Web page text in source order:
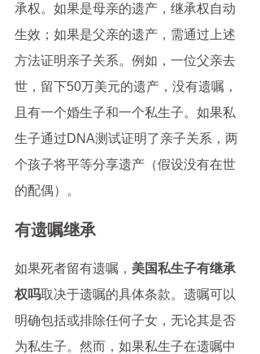
承权。如果是母亲的遗产，继承权自动
生效；如果是父亲的遗产，需通过上述
方法证明亲子关系。例如，一位父亲去
世，留下50万美元的遗产，没有遗嘱，
且有一个婚生子和一个私生子。如果私
生子通过DNA测试证明了亲子关系，两
个孩子将平等分享遗产（假设没有在世
的配偶）。
有遗嘱继承
如果死者留有遗嘱， 美国私生子有继承
权吗取决于遗嘱的具体条款。遗嘱可以
明确包括或排除任何子女，无论其是否
为私生子。然而，如果私生子在遗嘱中